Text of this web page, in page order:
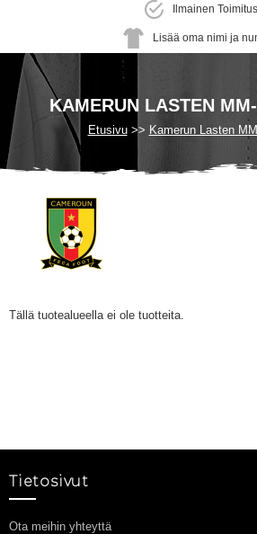
Ilmainen Toimitus
Lisää oma nimi ja
KAMERUN LASTEN
Etusivu Kamerun Lasten
Tällä tuotealueella ei ole tuotteita.
Tietosivut
Ota meihin yhteyttä